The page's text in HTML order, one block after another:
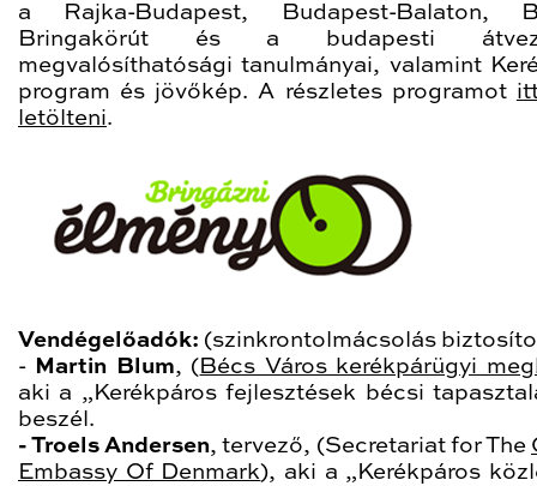
a Rajka-Budapest, Budapest-Balaton,
Bringakörút és a budapesti
megvalósíthatósági tanulmányai, valamint
program és jövőkép. A részletes programot
letölteni.
Vendégelőadók: (szinkrontolmácsolás
-
Martin Blum, ( Bécs Város kerékpárügyi
aki a „Kerékpáros fejlesztések bécsi
beszél.
- Troels Andersen, tervező, (Secretariat for The
Embassy Of Denmark), aki a „Kerékpáros